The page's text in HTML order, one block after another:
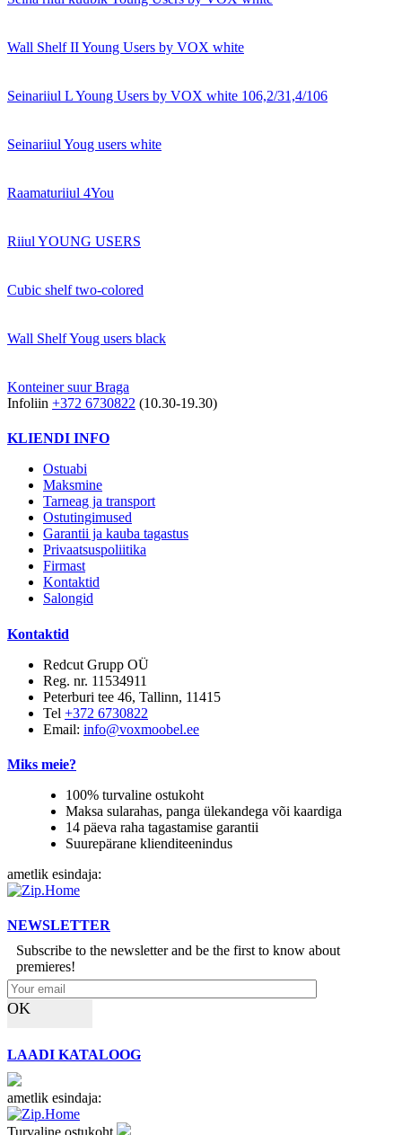
Wall Shelf II Young Users by VOX white
Seinariiul L Young Users by VOX white 106,2/31,4/106
Seinariiul Youg users white
Raamaturiiul 4You
Riiul YOUNG USERS
Cubic shelf two-colored
Wall Shelf Youg users black
Konteiner suur Braga
Infoliin +372 6730822 (10.30-19.30)
KLIENDI INFO
Ostuabi
Maksmine
Tarneag ja transport
Ostutingimused
Garantii ja kauba tagastus
Privaatsuspoliitika
Firmast
Kontaktid
Salongid
Kontaktid
Redcut Grupp OÜ
Reg. nr. 11534911
Peterburi tee 46, Tallinn, 11415
Tel +372 6730822
Email: info@voxmoobel.ee
Miks meie?
100% turvaline ostukoht
Maksa sularahas, panga ülekandega või kaardiga
14 päeva raha tagastamise garantii
Suurepärane klienditeenindus
ametlik esindaja:
NEWSLETTER
Subscribe to the newsletter and be the first to know about
premieres!
OK
LAADI KATALOOG
ametlik esindaja: